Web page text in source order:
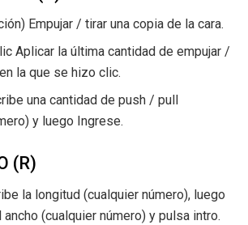
Empujar / tirar una copia de la cara.
Aplicar la última cantidad de empujar /
la que se hizo clic.
una cantidad de push / pull
y luego Ingrese.
(R)
la longitud (cualquier número), luego
ancho (cualquier número) y pulsa intro.